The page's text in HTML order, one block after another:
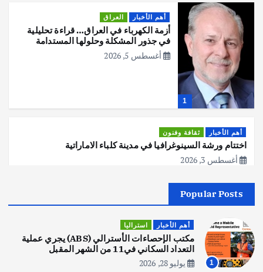
1
أهم الأخبار العراق
أزمة الكهرباء في العراق… قراءة تحليلية
في جذور المشكلة وحلولها المستدامة
أغسطس 5, 2026
أهم الأخبار ثقافة وفنون
اختتام ورشة السينوغرافيا في مدينة كلباء الاماراتية
أغسطس 3, 2026
2
اصبح بطلاً لأستراليا بلعبة كمال الاجسام
يوليو 30, 2026
Popular Posts
1
أهم الأخبار استراليا
مكتب الإحصاءات الأسترالي (ABS) يجري عملية
التعداد السكاني في11 من الشهر المقبل
يوليو 28, 2026